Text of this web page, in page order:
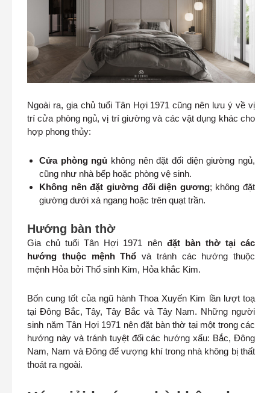
Ngoài ra, gia chủ tuổi Tân Hợi 1971 cũng nên lưu ý về vị
trí cửa phòng ngủ, vị trí giường và các vật dụng khác cho
hợp phong thủy:
Cửa phòng ngủ không nên đặt đối diện giường ngủ,
cũng như nhà bếp hoặc phòng vệ sinh.
Không nên đặt giường đối diện gương; không đặt
giường dưới xà ngang hoặc trên quạt trần.
Hướng bàn thờ
Gia chủ tuổi Tân Hợi 1971 nên đặt bàn thờ tại các
hướng thuộc mệnh Thổ và tránh các hướng thuộc
mệnh Hỏa bởi Thổ sinh Kim, Hỏa khắc Kim.
Bốn cung tốt của ngũ hành Thoa Xuyến Kim lần lượt toạ
tại Đông Bắc, Tây, Tây Bắc và Tây Nam. Những người
sinh năm Tân Hợi 1971 nên đặt bàn thờ tại một trong các
hướng này và tránh tuyệt đối các hướng xấu: Bắc, Đông
Nam, Nam và Đông để vượng khí trong nhà không bị thất
thoát ra ngoài.